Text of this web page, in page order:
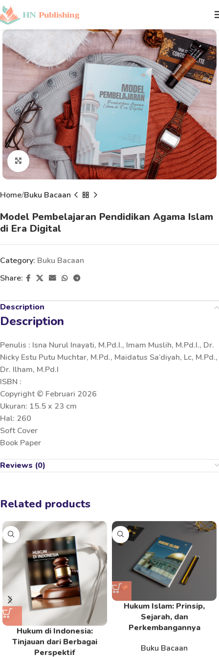
Click to enlarge
Home Buku Bacaan
Model Pembelajaran Pendidikan Agama Islam
di Era Digital
Category: Buku Bacaan
Share:
Description
Description
Penulis : Isna Nurul Inayati, M.Pd.I., Imam Muslih, M.Pd.I., Dr.
Nicky Estu Putu Muchtar, M.Pd., Maidatus Sa’diyah, Lc, M.Pd.,
Dr. Ilham, M.Pd.I
ISBN :
Copyright © Februari 2026
Ukuran: 15.5 x 23 cm
Hal: 260
Soft Cover
Book Paper
Reviews (0)
Related products
Hukum di Indonesia:
Tinjauan dari Berbagai
Perspektif
Hukum Islam: Prinsip,
Sejarah, dan
Perkembangannya
Buku Bacaan